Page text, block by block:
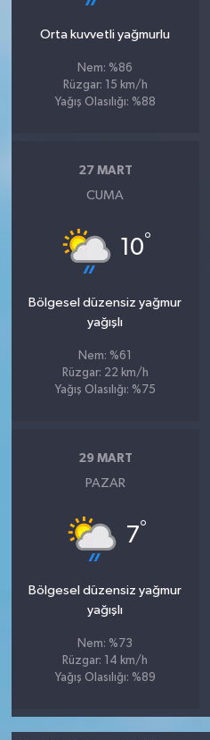
Orta kuvvetli yağmurlu
Nem: %86
Rüzgar: 15 km/h
Yağış Olasılığı: %88
27 MART
CUMA
10°
Bölgesel düzensiz yağmur
yağışlı
Nem: %61
Rüzgar: 22 km/h
Yağış Olasılığı: %75
29 MART
PAZAR
7°
Bölgesel düzensiz yağmur
yağışlı
Nem: %73
Rüzgar: 14 km/h
Yağış Olasılığı: %89